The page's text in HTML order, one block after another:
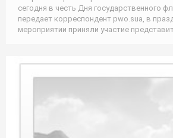
сегодня в честь Дня государственного
передает корреспондент pwo.suа, в
мероприятии приняли участие